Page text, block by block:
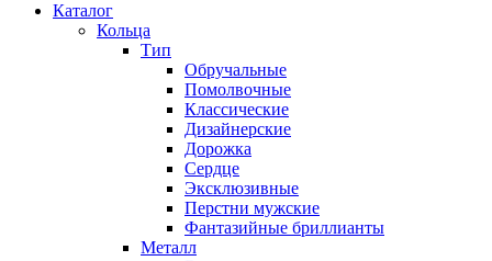
Каталог
Кольца
Тип
Обручальные
Помолвочные
Классические
Дизайнерские
Дорожка
Сердце
Эксклюзивные
Перстни мужские
Фантазийные бриллианты
Металл